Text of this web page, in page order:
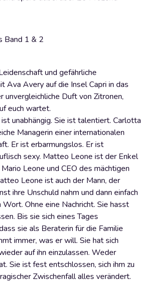
Band 1 & 2
und gefährliche
Ava Avery auf die Insel Capri in das
unvergleichliche Duft von Zitronen,
euch wartet.
unabhängig. Sie ist talentiert. Carlotta
Managerin einer internationalen
Er ist erbarmungslos. Er ist
sexy. Matteo Leone ist der Enkel
Leone und CEO des mächtigen
Leone ist auch der Mann, der
ihre Unschuld nahm und dann einfach
Wort. Ohne eine Nachricht. Sie hasst
Bis sie sich eines Tages
sie als Beraterin für die Familie
immer, was er will. Sie hat sich
auf ihn einzulassen. Weder
Sie ist fest entschlossen, sich ihm zu
Zwischenfall alles verändert.